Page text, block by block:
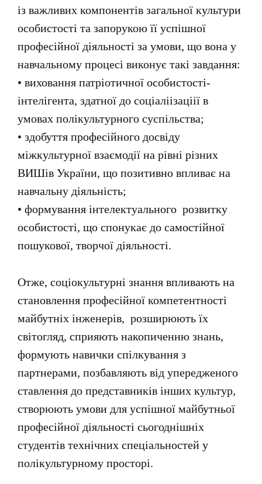
із важливих компонентів загальної культури
особистості та запорукою її успішної
професійної діяльності за умови, що вона у
навчальному процесі виконує такі завдання:
• виховання патріотичної особистості-
інтелігента, здатної до соціаліізаціії в
умовах полікультурного суспільства;
• здобуття професійного досвіду
міжкультурної взаємодії на рівні різних
ВИШів України, що позитивно впливає на
навчальну діяльність;
• формування інтелектуального розвитку
особистості, що спонукає до самостійної
пошукової, творчої діяльності.
Отже, соціокультурні знання впливають на
становлення професійної компетентності
майбутніх інженерів, розширюють їх
світогляд, сприяють накопиченню знань,
формують навички спілкування з
партнерами, позбавляють від упередженого
ставлення до представників інших культур,
створюють умови для успішної майбутньої
професійної діяльності сьогоднішніх
студентів технічних спеціальностей у
полікультурному просторі.